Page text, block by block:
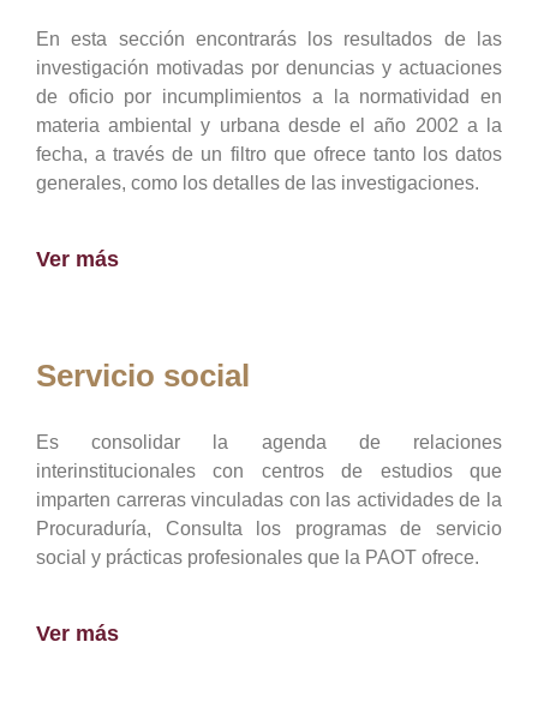
En esta sección encontrarás los resultados de las
investigación motivadas por denuncias y actuaciones
de oficio por incumplimientos a la normatividad en
materia ambiental y urbana desde el año 2002 a la
fecha, a través de un filtro que ofrece tanto los datos
generales, como los detalles de las investigaciones.
Ver más
Servicio social
Es consolidar la agenda de relaciones
interinstitucionales con centros de estudios que
imparten carreras vinculadas con las actividades de la
Procuraduría, Consulta los programas de servicio
social y prácticas profesionales que la PAOT ofrece.
Ver más